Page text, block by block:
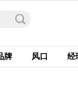
牌 风口 经